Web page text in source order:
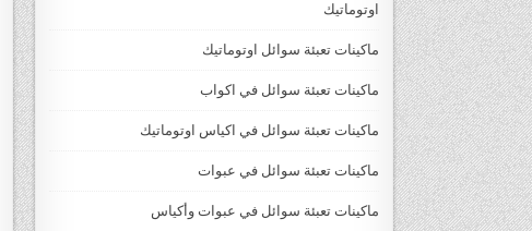
اوتوماتيك
ماكينات تعبئة سوائل اوتوماتيك
ماكينات تعبئة سوائل في اكواب
ماكينات تعبئة سوائل في اكياس اوتوماتيك
ماكينات تعبئة سوائل في عبوات
ماكينات تعبئة سوائل في عبوات وأكياس